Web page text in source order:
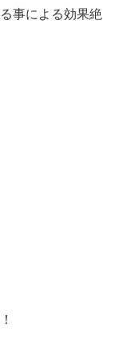
事による効果絶